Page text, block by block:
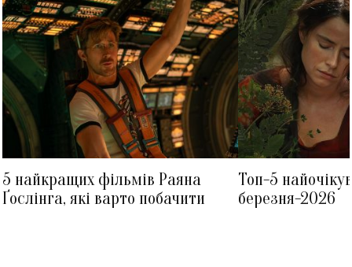
5 найкращих фільмів Раяна
Ґослінга, які варто побачити
Топ-5
березня-2026